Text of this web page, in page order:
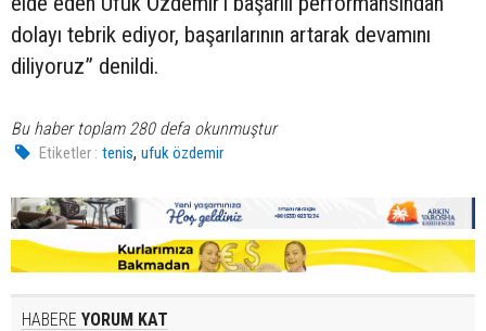
dolayı tebrik ediyor, başarılarının artarak devamını
diliyoruz” denildi.
Bu haber toplam 280 defa okunmuştur
Etiketler : tenis,ufuk özdemir
HABERE YORUM KAT